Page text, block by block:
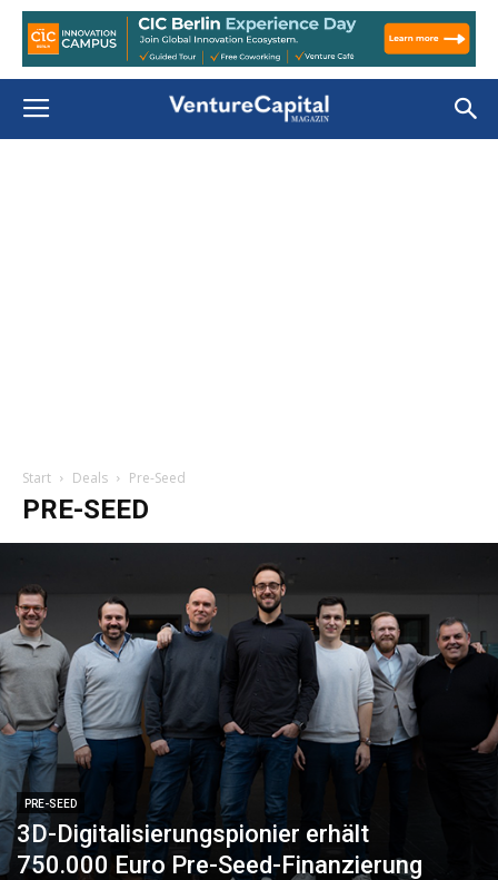
Start Deals Pre-Seed
PRE-SEED
PRE-SEED
3D-Digitalisierungspionier erhält
750.000 Euro Pre-Seed-Finanzierung